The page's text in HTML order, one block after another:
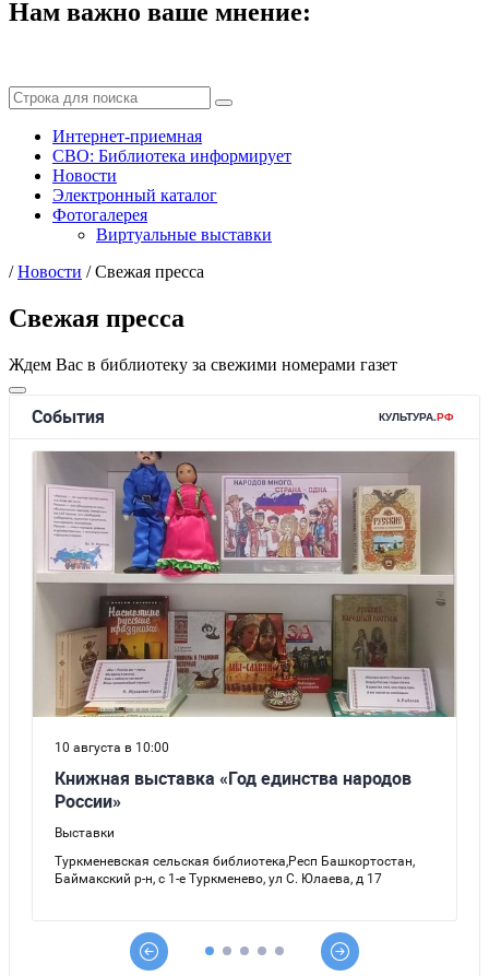
Нам важно ваше мнение:
Интернет-приемная
СВО: Библиотека информирует
Новости
Электронный каталог
Фотогалерея
Виртуальные выставки
/Новости /Свежая пресса
Свежая пресса
Ждем Вас в библиотеку за свежими номерами газет